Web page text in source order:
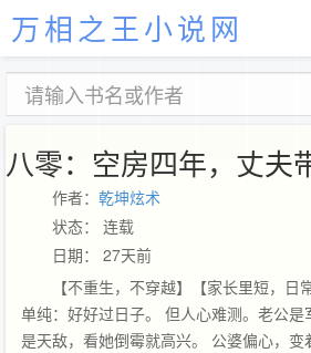
万相之王小说网
八零：空房四年，丈夫
作者： 乾坤炫术
状态： 连载
日期： 27天前
【不重生，不穿越】【家长里短，日
单纯：好好过日子。 但人心难测。老公
是天敌，看她倒霉就高兴。 公婆偏心，